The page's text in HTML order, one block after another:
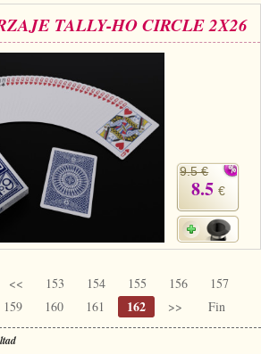
TALLY-HO CIRCLE 2X26
9.5 €
8.5 €
<< 153 154 155 156
157
159 160 161 162 >> Fin